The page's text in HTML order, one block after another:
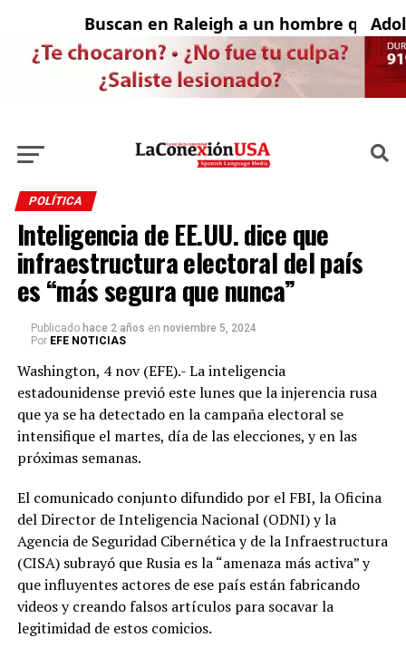
Buscan en Raleigh a un hombre que
POLÍTICA
Inteligencia de EE.UU. dice que
infraestructura electoral del país
es “más segura que nunca”
Publicado hace 2 años en noviembre 5, 2024
Por EFE NOTICIAS
Washington, 4 nov (EFE).- La inteligencia
estadounidense previó este lunes que la injerencia rusa
que ya se ha detectado en la campaña electoral se
intensifique el martes, día de las elecciones, y en las
próximas semanas.
El comunicado conjunto difundido por el FBI, la Oficina
del Director de Inteligencia Nacional (ODNI) y la
Agencia de Seguridad Cibernética y de la Infraestructura
(CISA) subrayó que Rusia es la “amenaza más activa” y
que influyentes actores de ese país están fabricando
videos y creando falsos artículos para socavar la
legitimidad de estos comicios.